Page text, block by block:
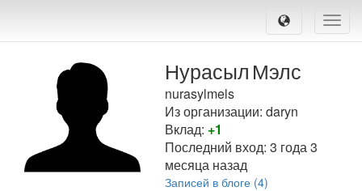
Toggle
НурасылМэлс
nurasylmels
Из организации: daryn
Вклад: +1
Последний вход:3 года 3
месяца назад
Записей в блоге (4)